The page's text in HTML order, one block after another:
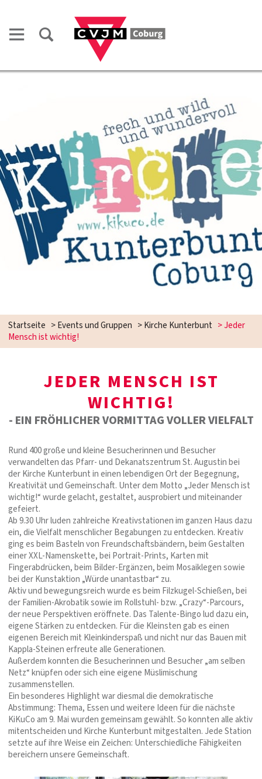
Startseite >Events und Gruppen >Kirche Kunterbunt >Jeder
Mensch ist wichtig!
JEDER MENSCH IST
WICHTIG!
- EIN FRÖHLICHER VORMITTAG VOLLER VIELFALT
Rund 400 große und kleine Besucherinnen und Besucher
verwandelten das Pfarr- und Dekanatszentrum St. Augustin bei
der Kirche Kunterbunt in einen lebendigen Ort der Begegnung,
Kreativität und Gemeinschaft. Unter dem Motto „Jeder Mensch ist
wichtig!“ wurde gelacht, gestaltet, ausprobiert und miteinander
gefeiert.
Ab 9.30 Uhr luden zahlreiche Kreativstationen im ganzen Haus dazu
ein, die Vielfalt menschlicher Begabungen zu entdecken. Kreativ
ging es beim Basteln von Freundschaftsbändern, beim Gestalten
einer XXL-Namenskette, bei Portrait-Prints, Karten mit
Fingerabdrücken, beim Bilder-Ergänzen, beim Mosaiklegen sowie
bei der Kunstaktion „Würde unantastbar“ zu.
Aktiv und bewegungsreich wurde es beim Filzkugel-Schießen, bei
der Familien-Akrobatik sowie im Rollstuhl- bzw. „Crazy“-Parcours,
der neue Perspektiven eröffnete. Das Talente-Bingo lud dazu ein,
eigene Stärken zu entdecken. Für die Kleinsten gab es einen
eigenen Bereich mit Kleinkinderspaß und nicht nur das Bauen mit
Kappla-Steinen erfreute alle Generationen.
Außerdem konnten die Besucherinnen und Besucher „am selben
Netz“ knüpfen oder sich eine eigene Müslimischung
zusammenstellen.
Ein besonderes Highlight war diesmal die demokratische
Abstimmung: Thema, Essen und weitere Ideen für die nächste
KiKuCo am 9. Mai wurden gemeinsam gewählt. So konnten alle aktiv
mitentscheiden und Kirche Kunterbunt mitgestalten. Jede Station
setzte auf ihre Weise ein Zeichen: Unterschiedliche Fähigkeiten
bereichern unsere Gemeinschaft.